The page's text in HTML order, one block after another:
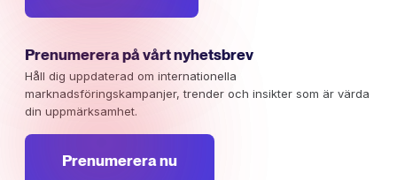
Prenumerera på vårt nyhetsbrev
Håll dig uppdaterad om internationella
marknadsföringskampanjer, trender och insikter som är värda
din uppmärksamhet.
Prenumerera nu